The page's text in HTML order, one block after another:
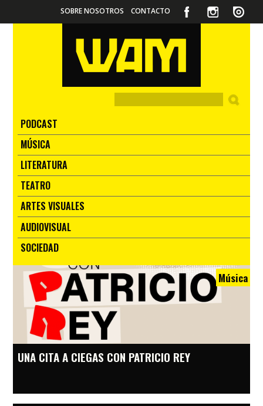
SOBRE NOSOTROS CONTACTO
PODCAST
MÚSICA
LITERATURA
TEATRO
ARTES VISUALES
AUDIOVISUAL
SOCIEDAD
Música
UNA CITA A CIEGAS CON PATRICIO REY